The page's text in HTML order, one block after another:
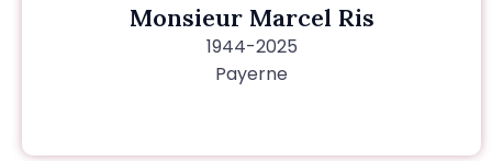
Monsieur Marcel Ris
1944-2025
Payerne